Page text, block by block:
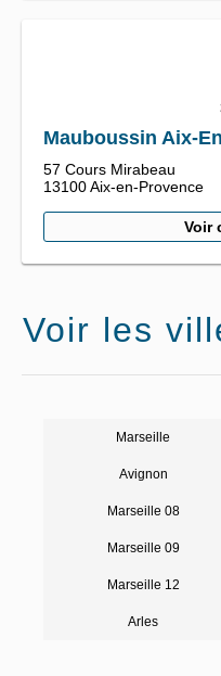
Mauboussin Aix-
57 Cours Mirabeau
13100Aix-en-Provence
Voir
Voir les
Marseille
Avignon
Marseille 08
Marseille 09
Marseille 12
Arles